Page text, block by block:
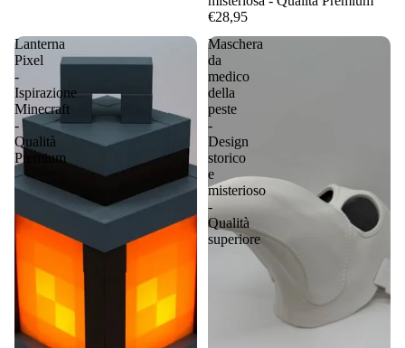
€28,95
Lanterna
Pixel
-
Ispirazione
Minecraft
-
Qualità
Premium
Maschera
da
medico
della
peste
-
Design
storico
e
misterioso
-
Qualità
superiore